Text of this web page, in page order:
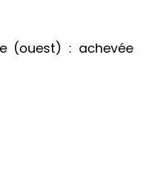
(ouest) : achevée